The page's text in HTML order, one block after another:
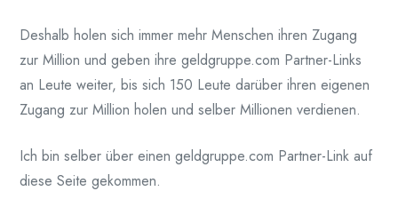
Deshalb holen sich immer mehr Menschen ihren Zugang
zur Million und geben ihre geldgruppe.com Partner-Links
an Leute weiter, bis sich 150 Leute darüber ihren eigenen
Zugang zur Million holen und selber Millionen verdienen.
Ich bin selber über einen geldgruppe.com Partner-Link auf
diese Seite gekommen.